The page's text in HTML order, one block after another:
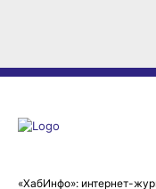
«ХабИнфо»: интернет-